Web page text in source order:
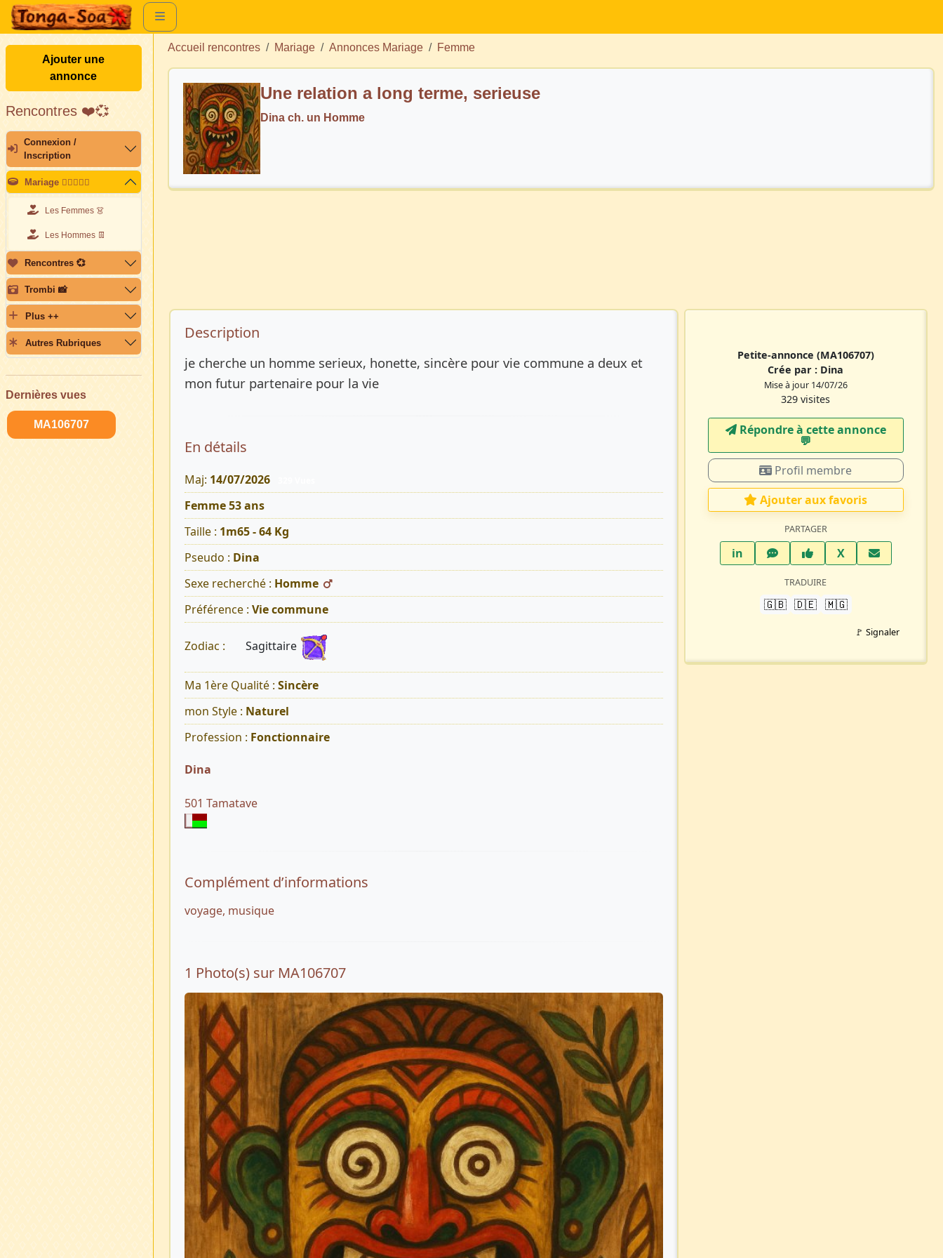
Ajouter une
annonce
Rencontres ❤️💞
Connexion /
Inscription
Mariage 👩🏽‍❤️‍👨🏽
Les Femmes 👗
Les Hommes 👖
Rencontres 💞
Trombi 📸
Plus ++
Autres Rubriques
Dernières vues
MA106707
Accueil rencontres Mariage Annonces Mariage Femme
Une relation a long terme, serieuse
Dina ch. un Homme
Description de l’annonce
Description
je cherche un homme serieux, honette, sincère pour vie commune a deux et
mon futur partenaire pour la vie
En détails
Maj: 14/07/2026
Femme 53 ans
Taille : 1m65 - 64 Kg
Pseudo : Dina
Sexe recherché : Homme
Préférence : Vie commune
Zodiac : Sagittaire
Ma 1ère Qualité : Sincère
mon Style : Naturel
Profession : Fonctionnaire
Dina
501 Tamatave
Complément d’informations
voyage, musique
1 Photo(s) sur MA106707
Petite-annonce (MA106707)
Crée par : Dina
Mise à jour 14/07/26
329 visites
Répondre à cette annonce
💬​
Profil membre
Ajouter aux favoris
PARTAGER
inLinkedInWhatsAppFacebook
XTwitter X
TRADUIRE
🇬🇧 🇩🇪 🇲🇬
🚩 Signaler